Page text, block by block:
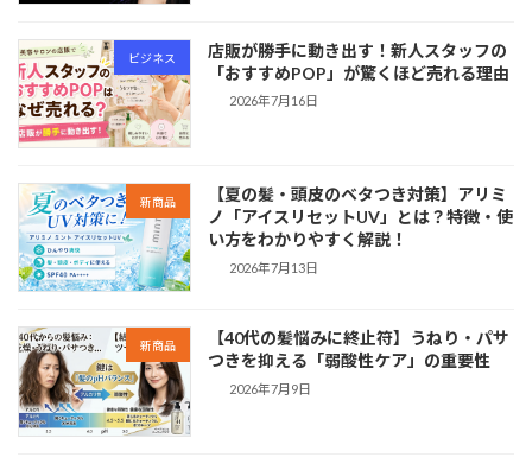
ビジネス
店販が勝手に動き出す！新人スタッフの
「おすすめPOP」が驚くほど売れる理由
2026年7月16日
新商品
【夏の髪・頭皮のベタつき対策】アリミ
ノ「アイスリセットUV」とは？特徴・使
い方をわかりやすく解説！
2026年7月13日
新商品
【40代の髪悩みに終止符】うねり・パサ
つきを抑える「弱酸性ケア」の重要性
2026年7月9日